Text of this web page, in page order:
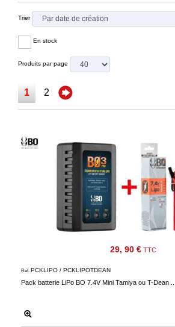
Air
Comprimé
‣
Outdoor
&
Défense
‣
Téléchargements
Contact
compte
Consulter
Trier
En stock
Produits par page
1 2
29, 90 € TTC
Pack batterie LiPo BO 7.4V Mini Tamiya ou T-Dean ...
Réf. PCKLIPO / PCKLIPOTDEAN